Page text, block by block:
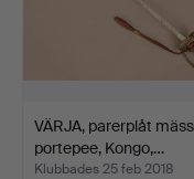
VÄRJA, parerplåt
portepee, Kongo,…
Klubbades 25 feb 2018